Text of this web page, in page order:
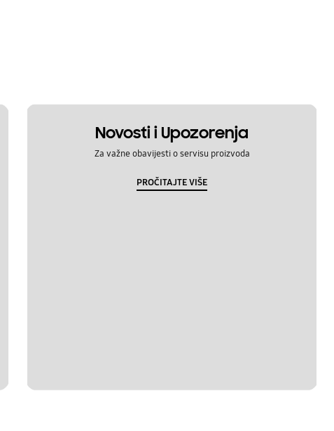
Novosti i Upozorenja
Za važne obavijesti o servisu proizvoda
PROČITAJTE VIŠE